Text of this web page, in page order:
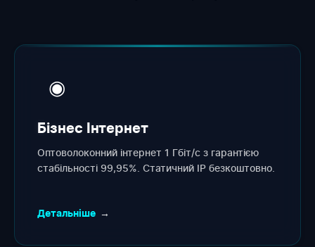
◉
Бізнес Інтернет
Оптоволоконний інтернет 1 Гбіт/с з гарантією
стабільності 99,95%. Статичний IP безкоштовно.
Детальніше →